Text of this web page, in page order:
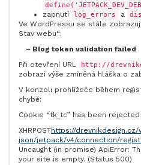
zapnutí
log_errors a
Ve WordPressu se stále
Stav webu“:
– Blog token validation failed
Při otevření URL
http://
zobrazí výše zmíněná hláška o
V konzoli prohlížeče během
chybě:
Cookie “tk_tc” has been
XHRPOSThttps://drevnikdesign.cz/
json/jetpack/v4/connection/
Uncaught (in promise) ApiError:
your site is empty. (Status 500)